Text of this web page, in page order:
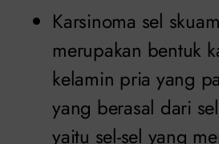
Karsinoma sel
merupakan bentuk
kelamin pria yang
yang berasal dari
yaitu sel-sel yang